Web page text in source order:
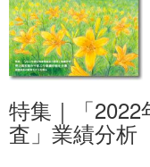
特集｜「
査」業績分析